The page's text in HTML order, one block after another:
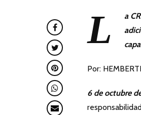
L
a
Por:
6 de octubre